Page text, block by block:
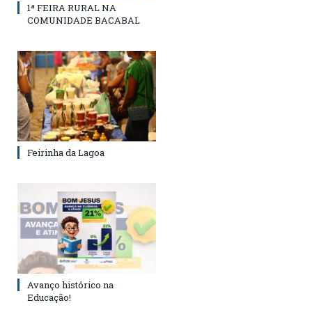
1ª FEIRA RURAL NA
COMUNIDADE BACABAL
Feirinha da Lagoa
Avanço histórico na
Educação!